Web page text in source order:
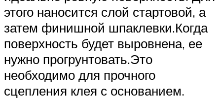
этого наносится слой стартовой, а
затем финишной шпаклевки.Когда
поверхность будет выровнена, ее
нужно прогрунтовать.Это
необходимо для прочного
сцепления клея с основанием.